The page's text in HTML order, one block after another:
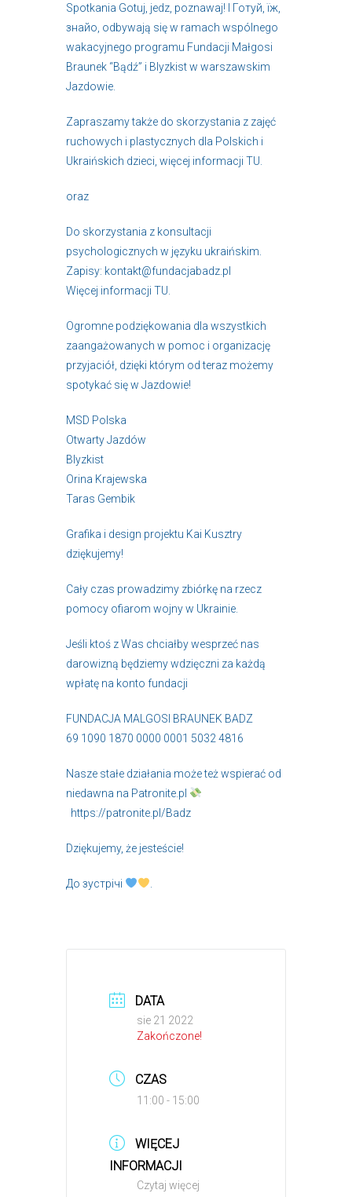
Spotkania Gotuj, jedz, poznawaj! I Готуй, їж,
знайо, odbywają się w ramach wspólnego
wakacyjnego programu Fundacji Małgosi
Braunek “Bądź” i Blyzkist w warszawskim
Jazdowie.
Zapraszamy także do skorzystania z zajęć
ruchowych i plastycznych dla Polskich i
Ukraińskich dzieci, więcej informacji TU
oraz
Do skorzystania z konsultacji
psychologicznych w języku ukraińskim.
Zapisy: kontakt@fundacjabadz.pl
Więcej informacji TU
Ogromne podziękowania dla wszystkich
zaangażowanych w pomoc i organizację
przyjaciół, dzięki którym od teraz możemy
spotykać się w Jazdowie!
MSD Polska
Otwarty Jazdów
Blyzkist
Orina Krajewska
Taras Gembik
Grafika i design projektu Kai Kusztry
dziękujemy!
Cały czas prowadzimy zbiórkę na rzecz
pomocy ofiarom wojny w Ukrainie.
Jeśli ktoś z Was chciałby wesprzeć nas
darowizną będziemy wdzięczni za każdą
wpłatę na konto fundacji
FUNDACJA MALGOSI BRAUNEK BADZ
69 1090 1870 0000 0001 5032 4816
Nasze stałe działania może też wspierać od
niedawna na Patronite.pl
https://patronite.pl/Badz
Dziękujemy, że jesteście!
До зустрічі
DATA
sie 21 2022
Zakończone!
CZAS
11:00 - 15:00
WIĘCEJ
INFORMACJI
Czytaj więcej